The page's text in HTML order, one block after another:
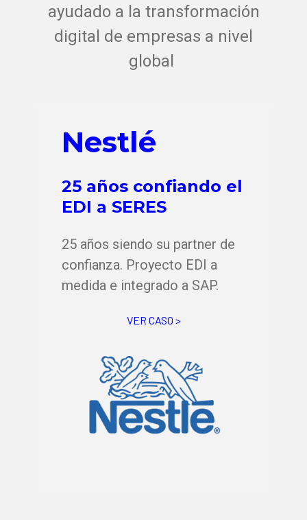
ayudado a la transformación
digital de empresas a nivel
global
Nestlé
25 años confiando el
EDI a SERES
25 años siendo su partner de
confianza. Proyecto EDI a
medida e integrado a SAP.
VER CASO >